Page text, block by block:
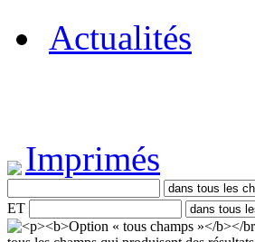
Actualités
Imprimés
ET